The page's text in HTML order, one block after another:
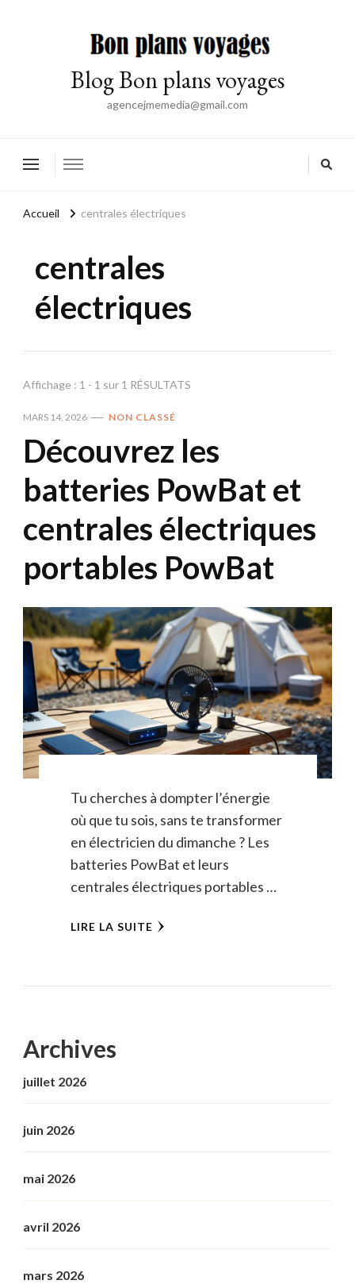
Blog Bon plans voyages
agencejmemedia@gmail.com
Accueil centrales électriques
centrales
électriques
Affichage : 1 - 1 sur 1 RÉSULTATS
MARS 14, 2026 NON CLASSÉ
Découvrez les
batteries PowBat et
centrales électriques
portables PowBat
Tu cherches à dompter l’énergie
où que tu sois, sans te transformer
en électricien du dimanche ? Les
batteries PowBat et leurs
centrales électriques portables …
LIRE LA SUITE
Archives
juillet 2026
juin 2026
mai 2026
avril 2026
mars 2026